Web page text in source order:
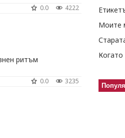
4222
0.0
ритъм
3235
0.0
Моите